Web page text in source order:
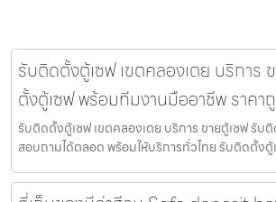
รับติดตั้งตู้เซฟ เขตคลองเตย บริการ
ตั้งตู้เซฟ พร้อมทีมงานมืออาชีพ ราคา
รับติดตั้งตู้เซฟ เขตคลองเตย บริการ ขายตู้เซฟ รับ
สอบถามได้ตลอด พร้อมให้บริการทั่วไทย รับติดตั้งตู้